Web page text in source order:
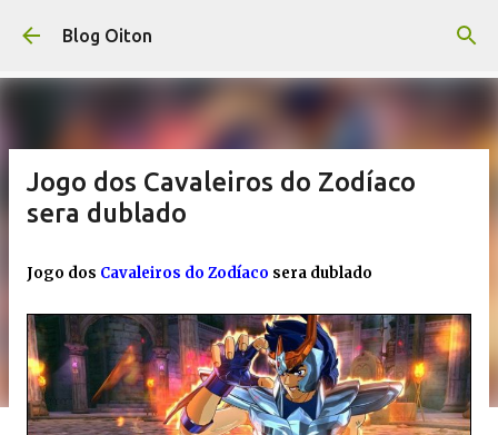
Pular para o conteúdo principal
Blog Oiton
Jogo dos Cavaleiros do Zodíaco
sera dublado
Jogo dos Cavaleiros do Zodíaco sera dublado